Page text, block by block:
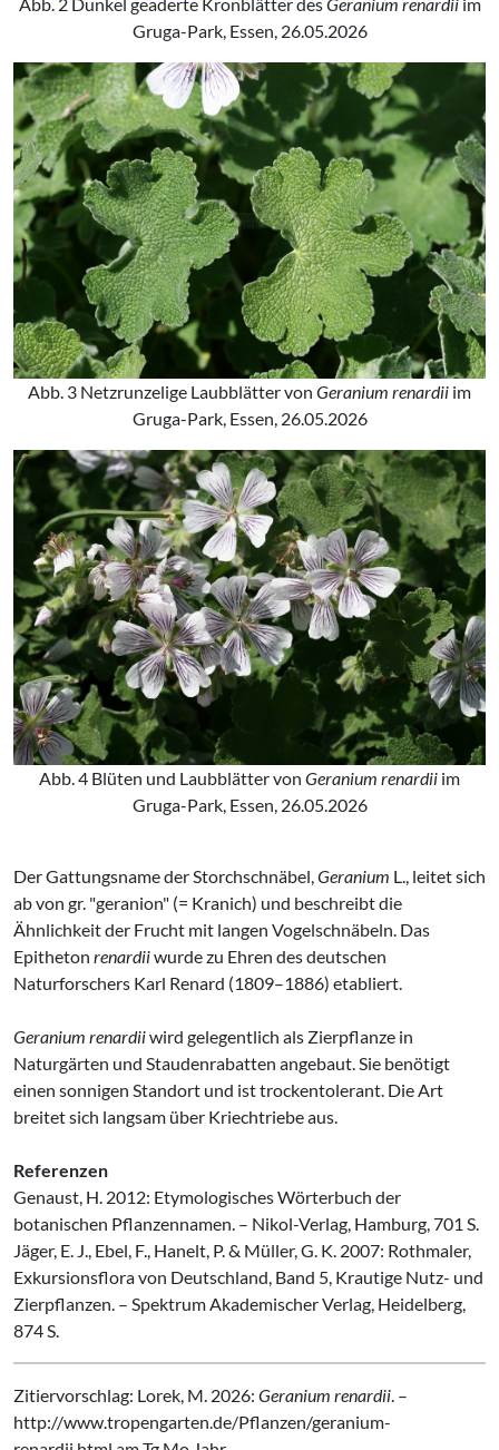
Abb. 2 Dunkel geaderte Kronblätter desGeranium renardiiim
Gruga-Park, Essen, 26.05.2026
Abb. 3 Netzrunzelige Laubblätter von Geranium renardii im
Gruga-Park, Essen, 26.05.2026
Abb. 4 Blüten und Laubblätter von Geranium renardii im
Gruga-Park, Essen, 26.05.2026
Der Gattungsname der Storchschnäbel,Geranium L., leitet sich
ab von gr. "geranion" (= Kranich) und beschreibt die
Ähnlichkeit der Frucht mit langen Vogelschnäbeln. Das
Epitheton renardiiwurde zu Ehren des deutschen
Naturforschers Karl Renard (1809–1886) etabliert.
Geranium renardiiwird gelegentlich als Zierpflanze in
Naturgärten und Staudenrabatten angebaut. Sie benötigt
einen sonnigen Standort und ist trockentolerant. Die Art
breitet sich langsam über Kriechtriebe aus.
Referenzen
Genaust, H. 2012: Etymologisches Wörterbuch der
botanischen Pflanzennamen. – Nikol-Verlag, Hamburg, 701 S.
Jäger, E. J., Ebel, F., Hanelt, P. & Müller, G. K. 2007: Rothmaler,
Exkursionsflora von Deutschland, Band 5, Krautige Nutz- und
Zierpflanzen. – Spektrum Akademischer Verlag, Heidelberg,
874 S.
Zitiervorschlag: Lorek, M. 2026: Geranium renardii. –
http://www.tropengarten.de/Pflanzen/geranium-